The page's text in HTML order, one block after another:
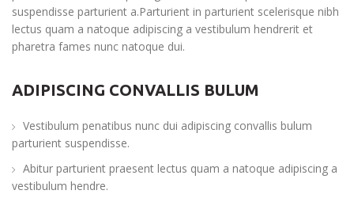
suspendisse parturient a.Parturient in parturient scelerisque nibh
lectus quam a natoque adipiscing a vestibulum hendrerit et
pharetra fames nunc natoque dui.
ADIPISCING CONVALLIS BULUM
Vestibulum penatibus nunc dui adipiscing convallis bulum
parturient suspendisse.
Abitur parturient praesent lectus quam a natoque adipiscing a
vestibulum hendre.